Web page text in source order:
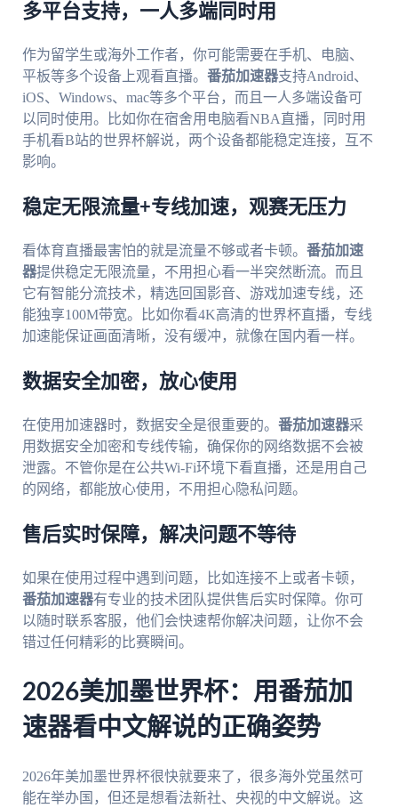
多平台支持，一人多端同时用
作为留学生或海外工作者，你可能需要在手机、电脑、
平板等多个设备上观看直播。 番茄加速器支持Android、
iOS、Windows、mac等多个平台，而且一人多端设备可
以同时使用。比如你在宿舍用电脑看NBA直播，同时用
手机看B站的世界杯解说，两个设备都能稳定连接，互不
影响。
稳定无限流量+专线加速，观赛无压力
看体育直播最害怕的就是流量不够或者卡顿。 番茄加速
器提供稳定无限流量，不用担心看一半突然断流。而且
它有智能分流技术，精选回国影音、游戏加速专线，还
能独享100M带宽。比如你看4K高清的世界杯直播，专线
加速能保证画面清晰，没有缓冲，就像在国内看一样。
数据安全加密，放心使用
在使用加速器时，数据安全是很重要的。 番茄加速器采
用数据安全加密和专线传输，确保你的网络数据不会被
泄露。不管你是在公共Wi-Fi环境下看直播，还是用自己
的网络，都能放心使用，不用担心隐私问题。
售后实时保障，解决问题不等待
如果在使用过程中遇到问题，比如连接不上或者卡顿，
番茄加速器有专业的技术团队提供售后实时保障。你可
以随时联系客服，他们会快速帮你解决问题，让你不会
错过任何精彩的比赛瞬间。
2026美加墨世界杯：用番茄加
速器看中文解说的正确姿势
2026年美加墨世界杯很快就要来了，很多海外党虽然可
能在举办国，但还是想看法新社、央视的中文解说。这